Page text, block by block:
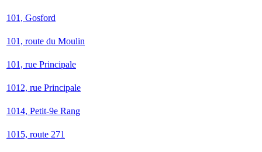
101, Gosford
101, route du Moulin
101, rue Principale
1012, rue Principale
1014, Petit-9e Rang
1015, route 271